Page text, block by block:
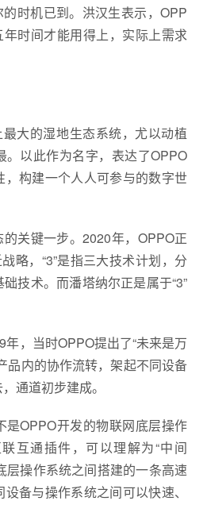
时机已到。洪汉生表示，OPP
时间才能用得上，实际上需求
大的湿地生态系统，尤以动植
。以此作为名字，表达了OPPO
，构建一个人人可参与的数字世
关键一步。2020年，OPPO正
略，“3”是指三大技术计划，分
技术。而潘塔纳尔正是属于“3”
，当时OPPO提出了“未来是万
品内的协作流转，架起不同设备
通道初步建成。
是OPPO开发的物联网底层操作
互通插件，可以理解为“中间
层操作系统之间搭建的一条高速
备与操作系统之间可以快速、